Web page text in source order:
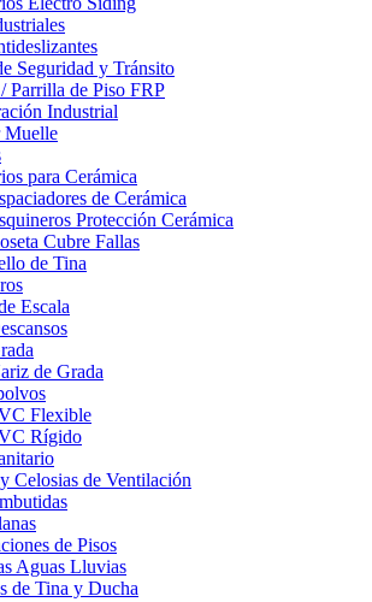
Seguridad y Tránsito
Parrilla de Piso FRP
Industrial
Muelle
para Cerámica
de Cerámica
Protección Cerámica
Cubre Fallas
de Tina
Escala
de Grada
Flexible
Rígido
Celosias de Ventilación
de Pisos
Aguas Lluvias
de Tina y Ducha